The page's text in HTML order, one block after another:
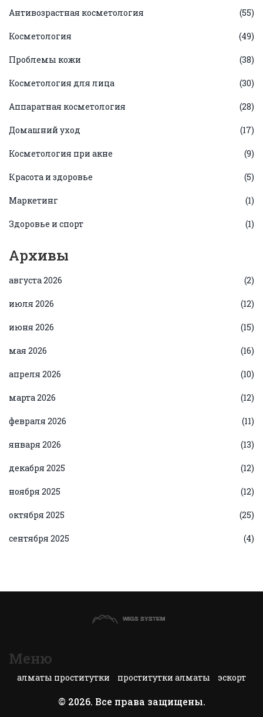
Антивозрастная косметология (55)
Косметология (49)
Проблемы кожи (38)
Косметология для лица (30)
Аппаратная косметология (28)
Домашний уход (17)
Косметология при акне (9)
Красота и здоровье (5)
Маркетинг (1)
Здоровье и спорт (1)
Архивы
августа 2026 (2)
июля 2026 (12)
июня 2026 (15)
мая 2026 (16)
апреля 2026 (10)
марта 2026 (12)
февраля 2026 (11)
января 2026 (13)
декабря 2025 (12)
ноября 2025 (12)
октября 2025 (25)
сентября 2025 (4)
Меню
алматы проститутки проститутки алматы эскорт
© 2026. Все права защищены.